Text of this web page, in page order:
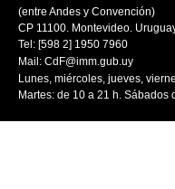
(entre Andes y Convención)
CP 11100. Montevideo.
Tel: [598 2] 1950 7960
Mail: CdF@imm.gub.uy
Lunes, miércoles, jueves,
Martes: de 10 a 21 h. Sábados